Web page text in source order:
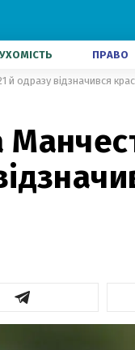
ПРАВО
одразу відзначився